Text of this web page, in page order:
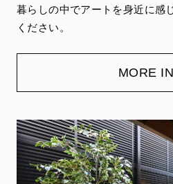
暮らしの中でアートを身近に感
ください。
MORE